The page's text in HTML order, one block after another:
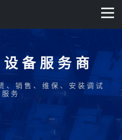
备服务商
、销售、维保、安装调试
服务